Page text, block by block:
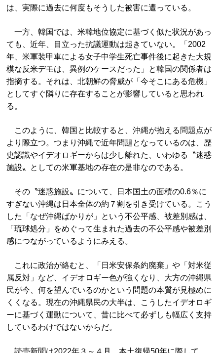
は、実際に過去に何度もそうした被害に遭っている。
一方、韓国では、米韓地位協定に基づく似た状況があっ
ても、近年、目立った抗議運動は起きていない。「2002
年、米軍装甲車による女子中学生死亡事件後に起きた大規
模な反米デモは、異例のケースだった」と韓国の関係者は
指摘する。それは、北朝鮮の脅威が「今そこにある危機」
としてすぐ隣りに存在することが影響していると思われ
る。
このように、韓国と比較すると、沖縄が抱える問題点が
より際立つ。つまり沖縄で近年問題となっているのは、歴
史認識やイデオロギーからは少し離れた、いわゆる〝迷惑
施設〟としての米軍基地の存在の是非なのである。
その〝迷惑施設〟について、日本国土の面積の0.6％に
すぎない沖縄は日本全体の約７割を引き受けている。こう
した「なぜ沖縄ばかりが」という不公平感、被差別感は、
「琉球処分」をめぐって生まれた過去の不公平感や被差別
感につながっているようにみえる。
これに政治が絡むと、「日米安保条約廃棄」や「対米従
属反対」など、イデオロギー色が強くなり、大方の沖縄県
民が今、何を望んでいるのかという問題の本質が見極めに
くくなる。現在の沖縄県民の大半は、こうしたイデオロギ
ーに基づく運動について、昔に比べて必ずしも幅広く支持
しているわけではないからだ。
読売新聞は2022年３～４月、本土復帰50年に際して、